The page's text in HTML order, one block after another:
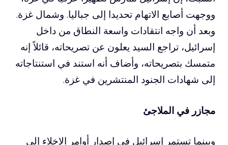
ووجهت أصابع الاتهام تحديدا إلى جباليا. وشمال غزة.
وبعد أن واجه انتقادات واسعة النطاق من داخل
إسرائيل، تراجع السيد يعلون عن تصريحاته، قائلاً إنه
متمسك بتصريحاته، وأضاف أنه استند في استنتاجاته
إلى شهادات الجنود المنتشرين في غزة.
مجازر في الملاجئ
وبينما تستمر إسرائيل في إصدار أوامر الإخلاء إلى